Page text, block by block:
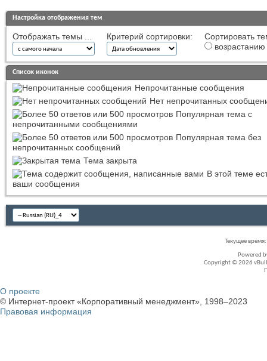
Настройка отображения тем
Отображать темы ... Критерий сортировки:
Сортировать
возрастанию
Список иконок
Непрочитанные сообщения
Нет непрочитанных
Популярная тема с
непрочитанными сообщениями
Популярная тема без
непрочитанных сообщений
Тема закрыта
В этой теме
ваши сообщения
Текущее время:
Powered
Copyright © 2026
О проекте
© Интернет-проект «Корпоративный менеджмент», 1998–2023
Правовая информация